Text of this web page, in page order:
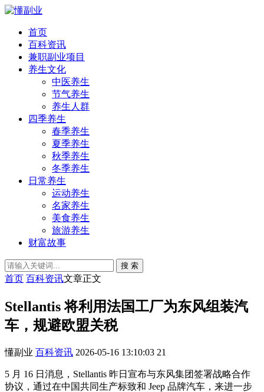
首页
百科资讯
兼职副业项目
养生文化
中医养生
节气养生
养生人群
四季养生
春季养生
夏季养生
秋季养生
冬季养生
日常养生
运动养生
名家养生
美食养生
旅游养生
财富故事
搜 索
首页 百科资讯文章正文
Stellantis 将利用法国工厂为东风组装汽
车，规避欧盟关税
懂副业 百科资讯 2026-05-16 13:10:03 21
5 月 16 日消息，Stellantis 昨日宣布与东风集团签署战略合作
协议，通过在中国共同生产标致和 Jeep 品牌汽车，来进一步